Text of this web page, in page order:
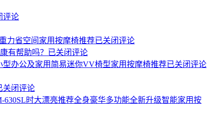
评论
力省空间家用按摩椅推荐已关闭评论
有帮助吗？ 已关闭评论
办公及家用简易迷你VV椅型家用按摩椅推荐已关闭评论
关闭评论
630SL时大漂亮推荐全身豪华多功能全新升级智能家用按